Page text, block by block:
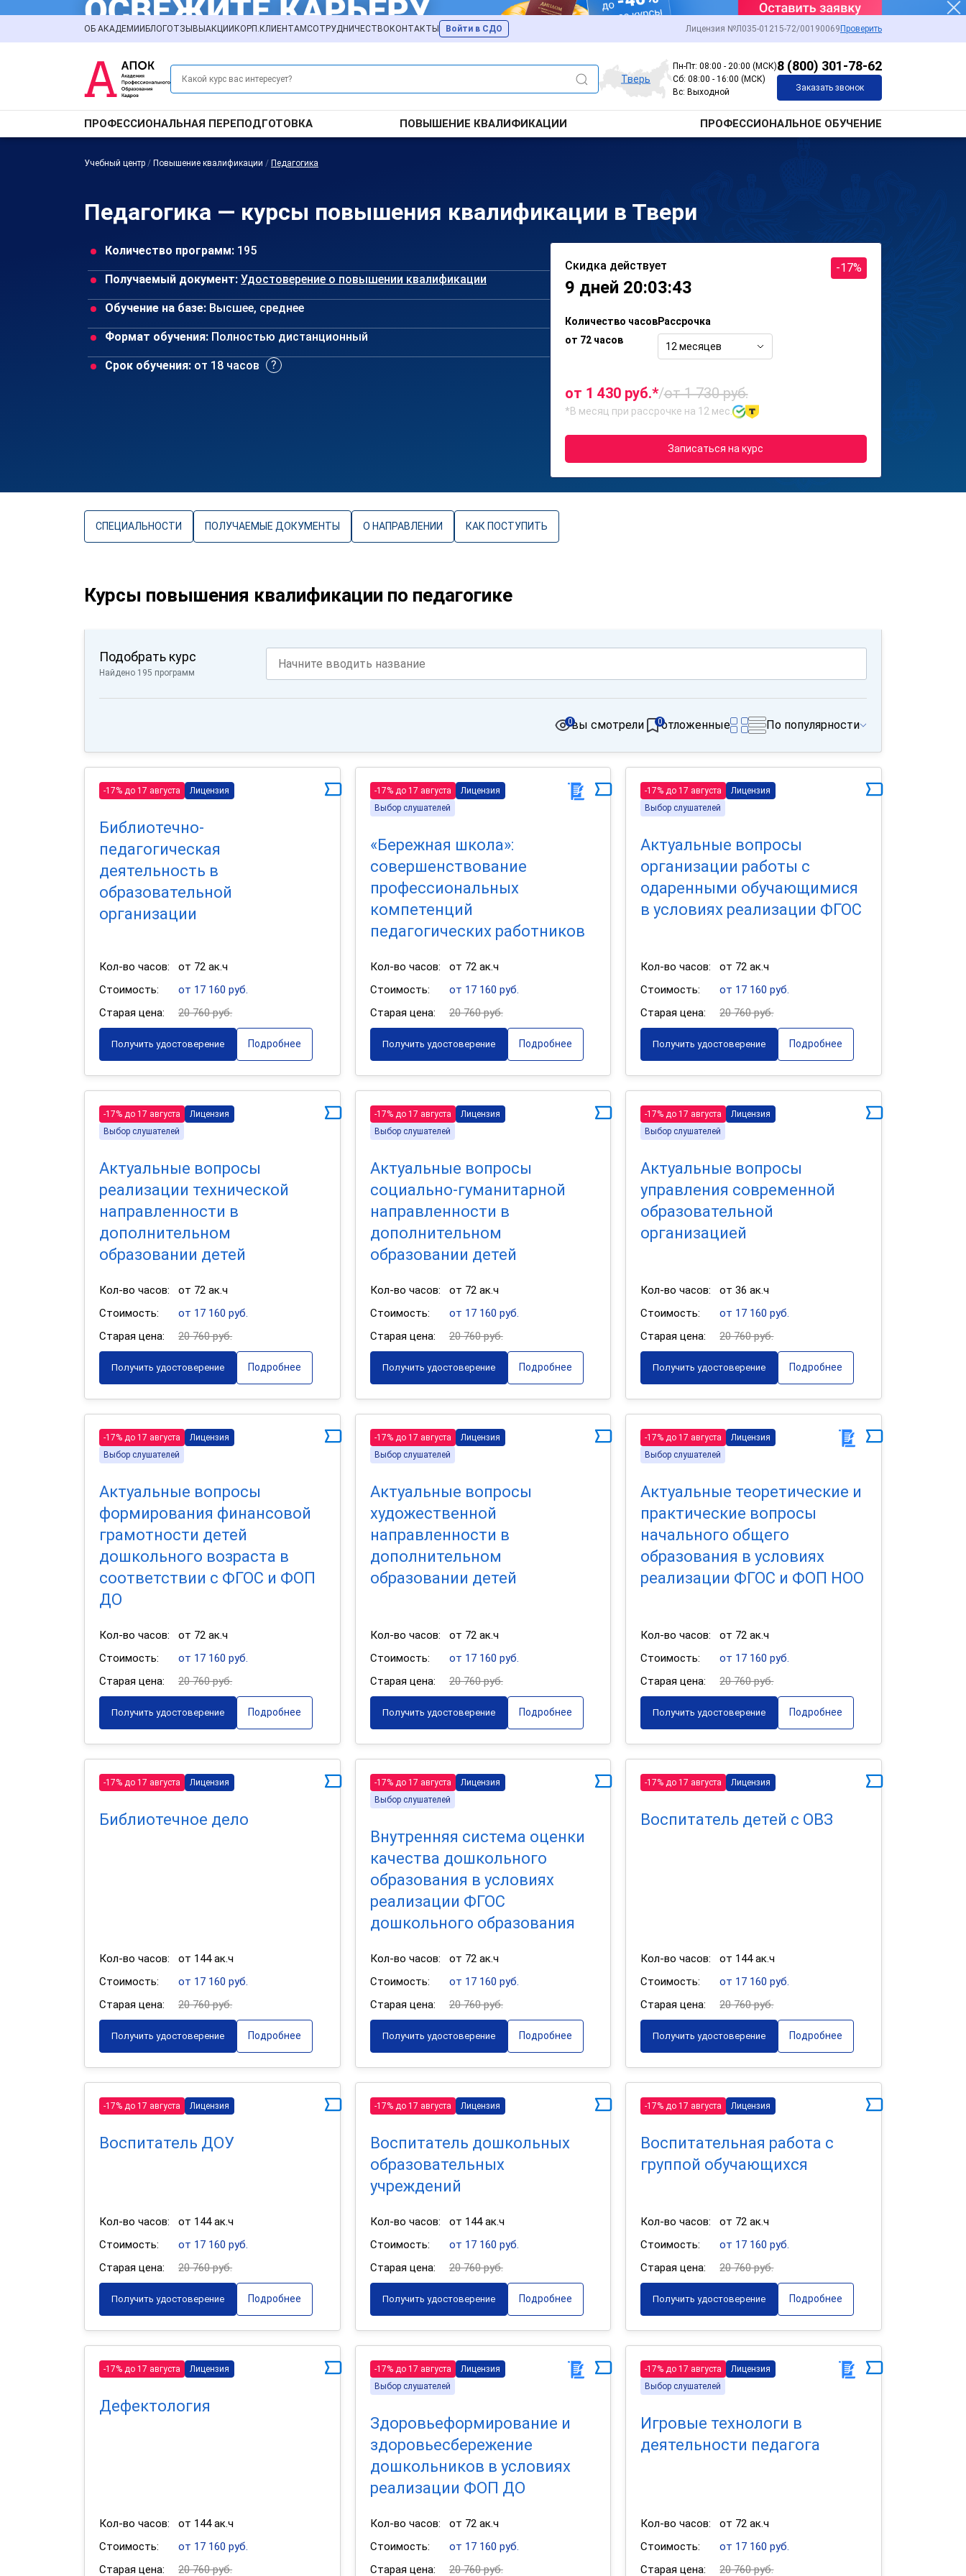
ОБ АКАДЕМИИ БЛОГОТЗЫВЫ АКЦИИ КОРП.КЛИЕНТАМСОТРУДНИЧЕСТВО КОНТАКТЫ Войти в СДО Лицензия №Л035-01215-72/00190069 Проверить
Тверь
Пн-Пт: 08:00 - 20:00 (МСК)
Сб: 08:00 - 16:00 (МСК)
Вс: Выходной
8 (800) 301-78-62
Заказать звонок
ПРОФЕССИОНАЛЬНАЯ ПЕРЕПОДГОТОВКА ПОВЫШЕНИЕ КВАЛИФИКАЦИИ ПРОФЕССИОНАЛЬНОЕ ОБУЧЕНИЕ
Учебный центр / Повышение квалификации / Педагогика
Педагогика — курсы повышения квалификации в Твери
Количество программ: 195
Получаемый документ: Удостоверение о повышении квалификации
Обучение на базе: Высшее, среднее
Формат обучения: Полностью дистанционный
Срок обучения: от 18 часов
Скидка действует
9 дней 20:03:43
-17%
Количество часов
от 72 часов
Рассрочка
12 месяцев
от 1 430 руб.*/от 1 730 руб.
*В месяц при рассрочке на 12 мес.
Записаться на курс
СПЕЦИАЛЬНОСТИ ПОЛУЧАЕМЫЕ ДОКУМЕНТЫ О НАПРАВЛЕНИИ КАК ПОСТУПИТЬ
Курсы повышения квалификации по педагогике
Подобрать курс
Найдено 195 программ
вы смотрели
0 отложенные
0 По популярности
-17% до 17 августа Лицензия
Библиотечно-
педагогическая
деятельность в
образовательной
организации
Кол-во часов:
от 72 ак.ч
Стоимость:
от 17 160 руб.
Старая цена:
20 760 руб.
Получить удостоверение Подробнее
-17% до 17 августа
Лицензия
Выбор слушателей
«Бережная школа»:
совершенствование
профессиональных
компетенций
педагогических работников
Кол-во часов:
от 72 ак.ч
Стоимость:
от 17 160 руб.
Старая цена:
20 760 руб.
Получить удостоверение Подробнее
-17% до 17 августа
Лицензия
Выбор слушателей
Актуальные вопросы
организации работы с
одаренными обучающимися
в условиях реализации ФГОС
Кол-во часов:
от 72 ак.ч
Стоимость:
от 17 160 руб.
Старая цена:
20 760 руб.
Получить удостоверение Подробнее
-17% до 17 августа
Лицензия
Выбор слушателей
Актуальные вопросы
реализации технической
направленности в
дополнительном
образовании детей
Кол-во часов:
от 72 ак.ч
Стоимость:
от 17 160 руб.
Старая цена:
20 760 руб.
Получить удостоверение Подробнее
-17% до 17 августа
Лицензия
Выбор слушателей
Актуальные вопросы
социально-гуманитарной
направленности в
дополнительном
образовании детей
Кол-во часов:
от 72 ак.ч
Стоимость:
от 17 160 руб.
Старая цена:
20 760 руб.
Получить удостоверение Подробнее
-17% до 17 августа
Лицензия
Выбор слушателей
Актуальные вопросы
управления современной
образовательной
организацией
Кол-во часов:
от 36 ак.ч
Стоимость:
от 17 160 руб.
Старая цена:
20 760 руб.
Получить удостоверение Подробнее
-17% до 17 августа
Лицензия
Выбор слушателей
Актуальные вопросы
формирования финансовой
грамотности детей
дошкольного возраста в
соответствии с ФГОС и ФОП
ДО
Кол-во часов:
от 72 ак.ч
Стоимость:
от 17 160 руб.
Старая цена:
20 760 руб.
Получить удостоверение Подробнее
-17% до 17 августа
Лицензия
Выбор слушателей
Актуальные вопросы
художественной
направленности в
дополнительном
образовании детей
Кол-во часов:
от 72 ак.ч
Стоимость:
от 17 160 руб.
Старая цена:
20 760 руб.
Получить удостоверение Подробнее
-17% до 17 августа
Лицензия
Выбор слушателей
Актуальные теоретические и
практические вопросы
начального общего
образования в условиях
реализации ФГОС и ФОП НОО
Кол-во часов:
от 72 ак.ч
Стоимость:
от 17 160 руб.
Старая цена:
20 760 руб.
Получить удостоверение Подробнее
-17% до 17 августа Лицензия
Библиотечное дело
Кол-во часов:
от 144 ак.ч
Стоимость:
от 17 160 руб.
Старая цена:
20 760 руб.
Получить удостоверение Подробнее
-17% до 17 августа
Лицензия
Выбор слушателей
Внутренняя система оценки
качества дошкольного
образования в условиях
реализации ФГОС
дошкольного образования
Кол-во часов:
от 72 ак.ч
Стоимость:
от 17 160 руб.
Старая цена:
20 760 руб.
Получить удостоверение Подробнее
-17% до 17 августа Лицензия
Воспитатель детей с ОВЗ
Кол-во часов:
от 144 ак.ч
Стоимость:
от 17 160 руб.
Старая цена:
20 760 руб.
Получить удостоверение Подробнее
-17% до 17 августа Лицензия
Воспитатель ДОУ
Кол-во часов:
от 144 ак.ч
Стоимость:
от 17 160 руб.
Старая цена:
20 760 руб.
Получить удостоверение Подробнее
-17% до 17 августа Лицензия
Воспитатель дошкольных
образовательных
учреждений
Кол-во часов:
от 144 ак.ч
Стоимость:
от 17 160 руб.
Старая цена:
20 760 руб.
Получить удостоверение Подробнее
-17% до 17 августа Лицензия
Воспитательная работа с
группой обучающихся
Кол-во часов:
от 72 ак.ч
Стоимость:
от 17 160 руб.
Старая цена:
20 760 руб.
Получить удостоверение Подробнее
-17% до 17 августа Лицензия
Дефектология
Кол-во часов:
от 144 ак.ч
Стоимость:
от 17 160 руб.
Старая цена:
20 760 руб.
-17% до 17 августа
Лицензия
Выбор слушателей
Здоровьеформирование и
здоровьесбережение
дошкольников в условиях
реализации ФОП ДО
Кол-во часов:
от 72 ак.ч
Стоимость:
от 17 160 руб.
Старая цена:
20 760 руб.
-17% до 17 августа
Лицензия
Выбор слушателей
Игровые технологи в
деятельности педагога
Кол-во часов:
от 72 ак.ч
Стоимость:
от 17 160 руб.
Старая цена:
20 760 руб.